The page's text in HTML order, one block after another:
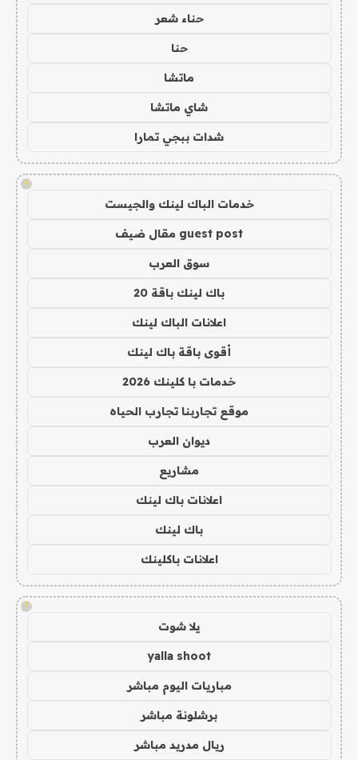
حناء شعر
حنا
ماتشا
شاي ماتشا
شدات ببجي تمارا
!
خدمات الباك لينك والجيست
guest post مقال ضيف
سوق العرب
باك لينك باقة 20
اعلانات الباك لينك
أقوى باقة باك لينك
خدمات با كلينك 2026
موقع تجاربنا تجارب الحياه
ديوان العرب
مشاريع
اعلانات باك لينك
باك لينك
اعلانات باكلينك
!
يلا شوت
yalla shoot
مباريات اليوم مباشر
برشلونة مباشر
ريال مدريد مباشر